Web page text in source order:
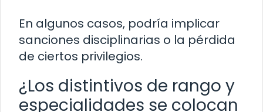
En algunos casos, podría implicar
sanciones disciplinarias o la pérdida
de ciertos privilegios.
¿Los distintivos de rango y
especialidades se colocan